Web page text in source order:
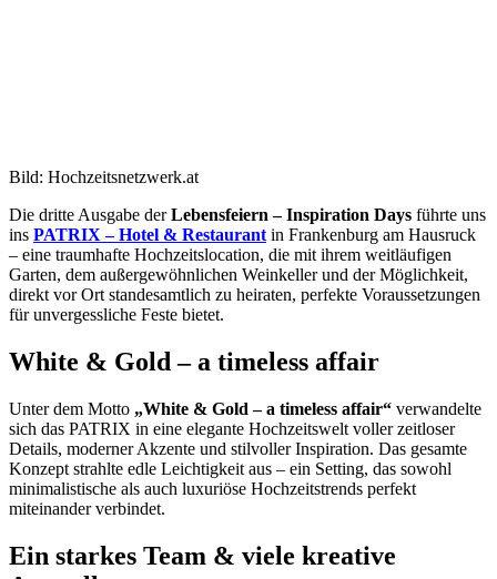
Bild: Hochzeitsnetzwerk.at
Die dritte Ausgabe derLebensfeiern – Inspiration Days führte uns
ins PATRIX – Hotel & Restaurantin Frankenburg am Hausruck
– eine traumhafte Hochzeitslocation, die mit ihrem weitläufigen
Garten, dem außergewöhnlichen Weinkeller und der Möglichkeit,
direkt vor Ort standesamtlich zu heiraten, perfekte Voraussetzungen
für unvergessliche Feste bietet.
White & Gold – a timeless affair
Unter dem Motto „White & Gold – a timeless affair“ verwandelte
sich das PATRIX in eine elegante Hochzeitswelt voller zeitloser
Details, moderner Akzente und stilvoller Inspiration. Das gesamte
Konzept strahlte edle Leichtigkeit aus – ein Setting, das sowohl
minimalistische als auch luxuriöse Hochzeitstrends perfekt
miteinander verbindet.
Ein starkes Team & viele kreative